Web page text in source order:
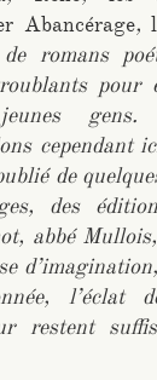
Abancérage,
romans
pour
cependant
de
des
abbé
l’éclat
restent